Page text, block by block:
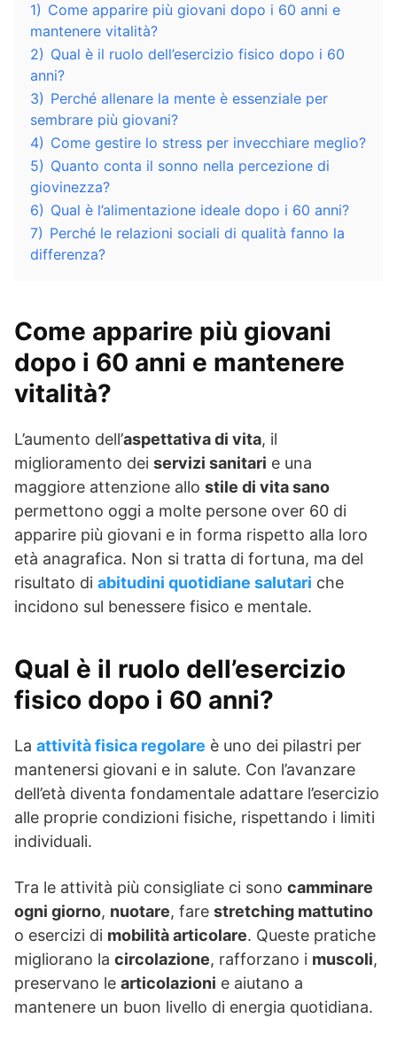
1) Come apparire più giovani dopo i 60 anni e
mantenere vitalità?
2) Qual è il ruolo dell’esercizio fisico dopo i 60
anni?
3) Perché allenare la mente è essenziale per
sembrare più giovani?
4) Come gestire lo stress per invecchiare meglio?
5) Quanto conta il sonno nella percezione di
giovinezza?
6) Qual è l’alimentazione ideale dopo i 60 anni?
7) Perché le relazioni sociali di qualità fanno la
differenza?
Come apparire più giovani
dopo i 60 anni e mantenere
vitalità?
L’aumento dell’aspettativa di vita, il
miglioramento dei servizi sanitari e una
maggiore attenzione allo stile di vita sano
permettono oggi a molte persone over 60 di
apparire più giovani e in forma rispetto alla loro
età anagrafica. Non si tratta di fortuna, ma del
risultato di abitudini quotidiane salutari che
incidono sul benessere fisico e mentale.
Qual è il ruolo dell’esercizio
fisico dopo i 60 anni?
La attività fisica regolare è uno dei pilastri per
mantenersi giovani e in salute. Con l’avanzare
dell’età diventa fondamentale adattare l’esercizio
alle proprie condizioni fisiche, rispettando i limiti
individuali.
Tra le attività più consigliate ci sono camminare
ogni giorno, nuotare, fare stretching mattutino
o esercizi di mobilità articolare. Queste pratiche
migliorano la circolazione, rafforzano i muscoli,
preservano le articolazioni e aiutano a
mantenere un buon livello di energia quotidiana.